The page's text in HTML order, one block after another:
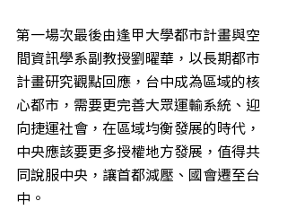
第一場次最後由逢甲大學都市計畫與空
間資訊學系副教授劉曜華，以長期都市
計畫研究觀點回應，台中成為區域的核
心都市，需要更完善大眾運輸系統、迎
向捷運社會，在區域均衡發展的時代，
中央應該要更多授權地方發展，值得共
同說服中央，讓首都減壓、國會遷至台
中。